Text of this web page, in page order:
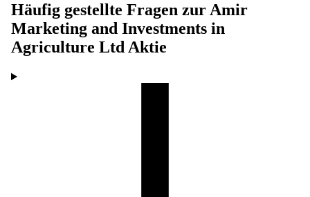
Häufig gestellte Fragen zurAmir
Marketing and Investments in
Agriculture LtdAktie